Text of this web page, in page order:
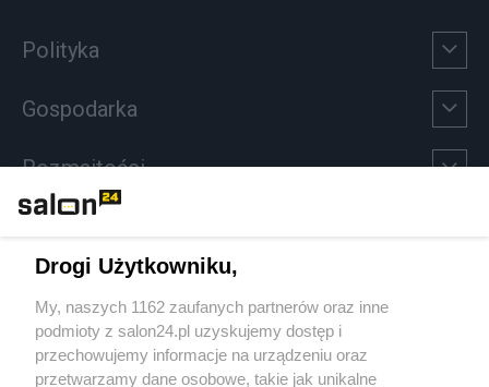
Polityka
Gospodarka
Rozmaitości
Sport
Społeczeństwo
Drogi Użytkowniku,
My, naszych 1162 zaufanych partnerów oraz inne
podmioty z salon24.pl uzyskujemy dostęp i
przechowujemy informacje na urządzeniu oraz
przetwarzamy dane osobowe, takie jak unikalne